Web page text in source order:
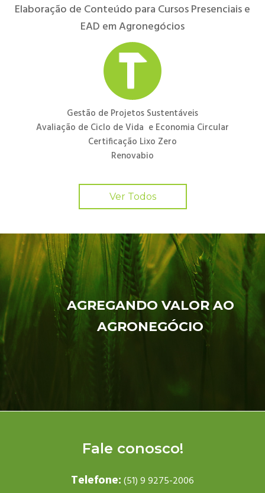
Elaboração de Conteúdo para Cursos Presenciais e
EAD em Agronegócios
Gestão de Projetos Sustentáveis
Avaliação de Ciclo de Vida e Economia Circular
Certificação Lixo Zero
Renovabio
Ver Todos
AGREGANDO VALOR AO
AGRONEGÓCIO
Fale conosco!
Telefone:(51) 9 9275-2006